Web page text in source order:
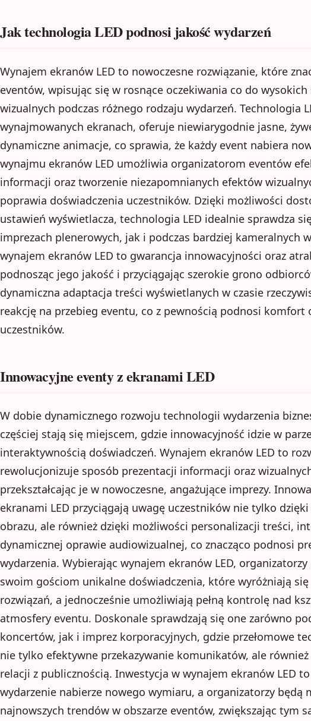
Jak technologia LED podnosi jakość wydarzeń
Wynajem ekranów LED to nowoczesne rozwiązanie, które
eventów, wpisując się w rosnące oczekiwania co do
wizualnych podczas różnego rodzaju wydarzeń. Technologia
wynajmowanych ekranach, oferuje niewiarygodnie jasne,
dynamiczne animacje, co sprawia, że każdy event nabiera
wynajmu ekranów LED umożliwia organizatorom eventów
informacji oraz tworzenie niezapomnianych efektów
poprawia doświadczenia uczestników. Dzięki możliwości
ustawień wyświetlacza, technologia LED idealnie sprawdza
imprezach plenerowych, jak i podczas bardziej kameralnych
wynajem ekranów LED to gwarancja innowacyjności oraz
podnosząc jego jakość i przyciągając szerokie grono
dynamiczna adaptacja treści wyświetlanych w czasie
reakcję na przebieg eventu, co z pewnością podnosi komfort
uczestników.
Innowacyjne eventy z ekranami LED
W dobie dynamicznego rozwoju technologii wydarzenia
częściej stają się miejscem, gdzie innowacyjność idzie w
interaktywnością doświadczeń. Wynajem ekranów LED to
rewolucjonizuje sposób prezentacji informacji oraz
przekształcając je w nowoczesne, angażujące imprezy.
ekranami LED przyciągają uwagę uczestników nie tylko
obrazu, ale również dzięki możliwości personalizacji treści,
dynamicznej oprawie audiowizualnej, co znacząco podnosi
wydarzenia. Wybierając wynajem ekranów LED,
swoim gościom unikalne doświadczenia, które wyróżniają
rozwiązań, a jednocześnie umożliwiają pełną kontrolę nad
atmosfery eventu. Doskonale sprawdzają się one zarówno
koncertów, jak i imprez korporacyjnych, gdzie przełomowe
nie tylko efektywne przekazywanie komunikatów, ale
relacji z publicznością. Inwestycja w wynajem ekranów LED
wydarzenie nabierze nowego wymiaru, a organizatorzy będą
najnowszych trendów w obszarze eventów, zwiększając tym